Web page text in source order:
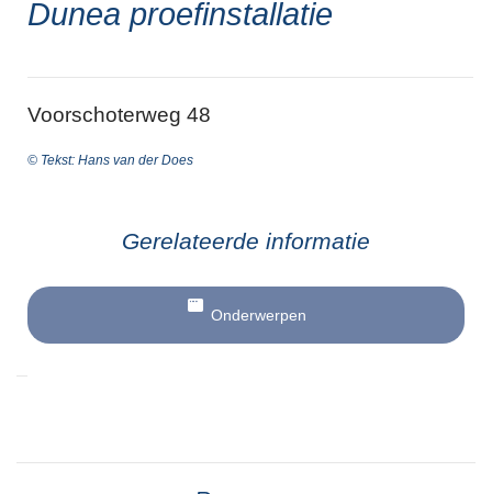
Dunea proefinstallatie
Voorschoterweg 48
© Tekst: Hans van der Does
Gerelateerde informatie
Onderwerpen